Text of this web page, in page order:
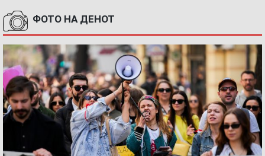
ФОТО НА ДЕНОТ